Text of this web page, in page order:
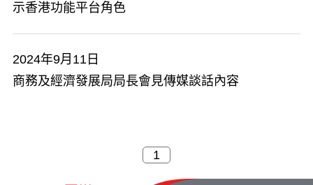
示香港功能平台角色
2024年9月11日
商務及經濟發展局局長會見傳媒談話內容